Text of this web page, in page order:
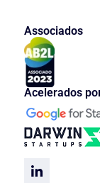
Associados
Acelerados